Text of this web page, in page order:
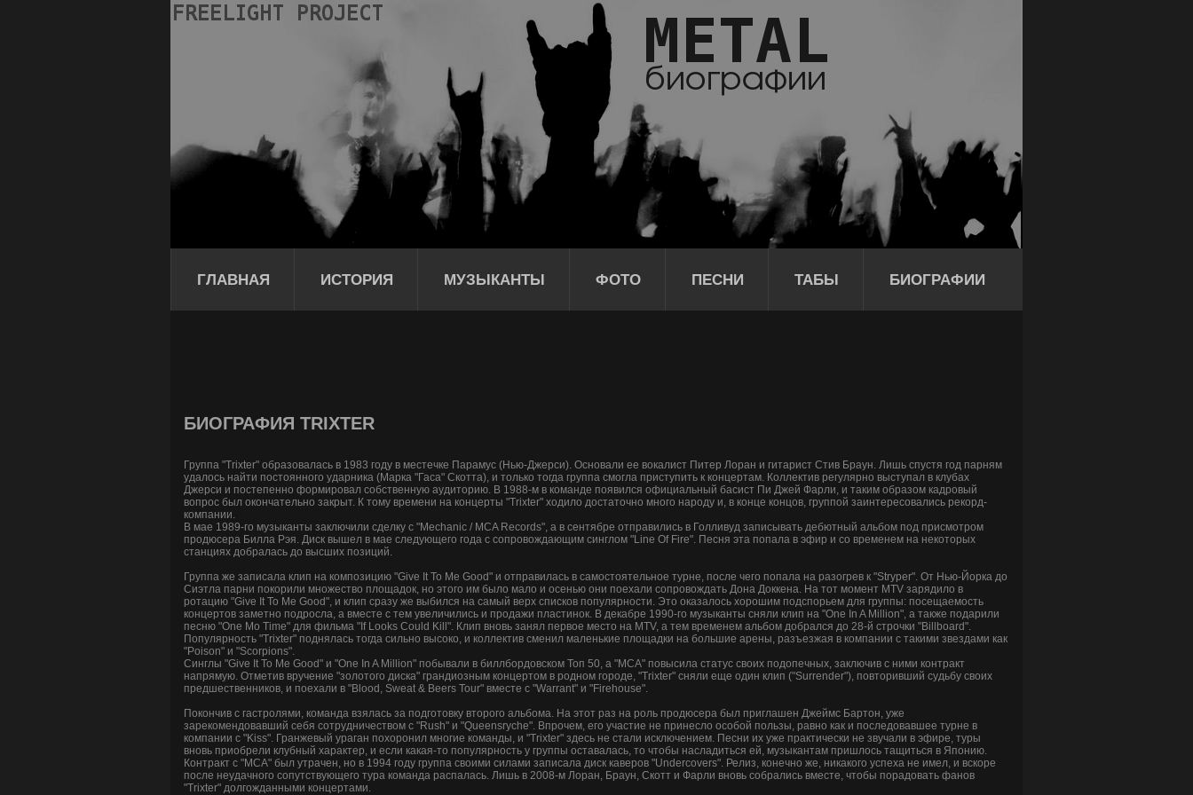
ГЛАВНАЯ ИСТОРИЯ МУЗЫКАНТЫ ФОТО ПЕСНИ ТАБЫ БИОГРАФИИ
БИОГРАФИЯ TRIXTER
Группа "Trixter" образовалась в 1983 году в местечке Парамус (Нью-Джерси). Основали ее вокалист Питер Лоран и гитарист Стив Браун. Лишь спустя год парням
удалось найти постоянного ударника (Марка "Гаса" Скотта), и только тогда группа смогла приступить к концертам. Коллектив регулярно выступал в клубах
Джерси и постепенно формировал собственную аудиторию. В 1988-м в команде появился официальный басист Пи Джей Фарли, и таким образом кадровый
вопрос был окончательно закрыт. К тому времени на концерты "Trixter" ходило достаточно много народу и, в конце концов, группой заинтересовались рекорд-
компании.
В мае 1989-го музыканты заключили сделку с "Mechanic / MCA Records", а в сентябре отправились в Голливуд записывать дебютный альбом под присмотром
продюсера Билла Рэя. Диск вышел в мае следующего года с сопровождающим синглом "Line Of Fire". Песня эта попала в эфир и со временем на некоторых
станциях добралась до высших позиций.
Группа же записала клип на композицию "Give It To Me Good" и отправилась в самостоятельное турне, после чего попала на разогрев к "Stryper". От Нью-Йорка до
Сиэтла парни покорили множество площадок, но этого им было мало и осенью они поехали сопровождать Дона Доккена. На тот момент MTV зарядило в
ротацию "Give It To Me Good", и клип сразу же выбился на самый верх списков популярности. Это оказалось хорошим подспорьем для группы: посещаемость
концертов заметно подросла, а вместе с тем увеличились и продажи пластинок. В декабре 1990-го музыканты сняли клип на "One In A Million", а также подарили
песню "One Mo Time" для фильма "If Looks Could Kill". Клип вновь занял первое место на MTV, а тем временем альбом добрался до 28-й строчки "Billboard".
Популярность "Trixter" поднялась тогда сильно высоко, и коллектив сменил маленькие площадки на большие арены, разъезжая в компании с такими звездами как
"Poison" и "Scorpions".
Синглы "Give It To Me Good" и "One In A Million" побывали в биллбордовском Топ 50, а "MCA" повысила статус своих подопечных, заключив с ними контракт
напрямую. Отметив вручение "золотого диска" грандиозным концертом в родном городе, "Trixter" сняли еще один клип ("Surrender"), повторивший судьбу своих
предшественников, и поехали в "Blood, Sweat & Beers Tour" вместе с "Warrant" и "Firehouse".
Покончив с гастролями, команда взялась за подготовку второго альбома. На этот раз на роль продюсера был приглашен Джеймс Бартон, уже
зарекомендовавший себя сотрудничеством с "Rush" и "Queensryche". Впрочем, его участие не принесло особой пользы, равно как и последовавшее турне в
компании с "Kiss". Гранжевый ураган похоронил многие команды, и "Trixter" здесь не стали исключением. Песни их уже практически не звучали в эфире, туры
вновь приобрели клубный характер, и если какая-то популярность у группы оставалась, то чтобы насладиться ей, музыкантам пришлось тащиться в Японию.
Контракт с "MCA" был утрачен, но в 1994 году группа своими силами записала диск каверов "Undercovers". Релиз, конечно же, никакого успеха не имел, и вскоре
после неудачного сопутствующего тура команда распалась. Лишь в 2008-м Лоран, Браун, Скотт и Фарли вновь собрались вместе, чтобы порадовать фанов
"Trixter" долгожданными концертами.